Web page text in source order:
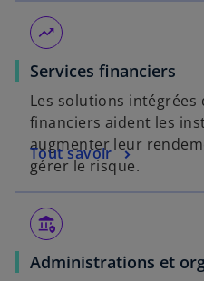
trending_up
Services financiers
Les solutions intégrées
financiers aident les
augmenter leur
gérer le risque.
Tout savoir
assured_workload
Administrations et